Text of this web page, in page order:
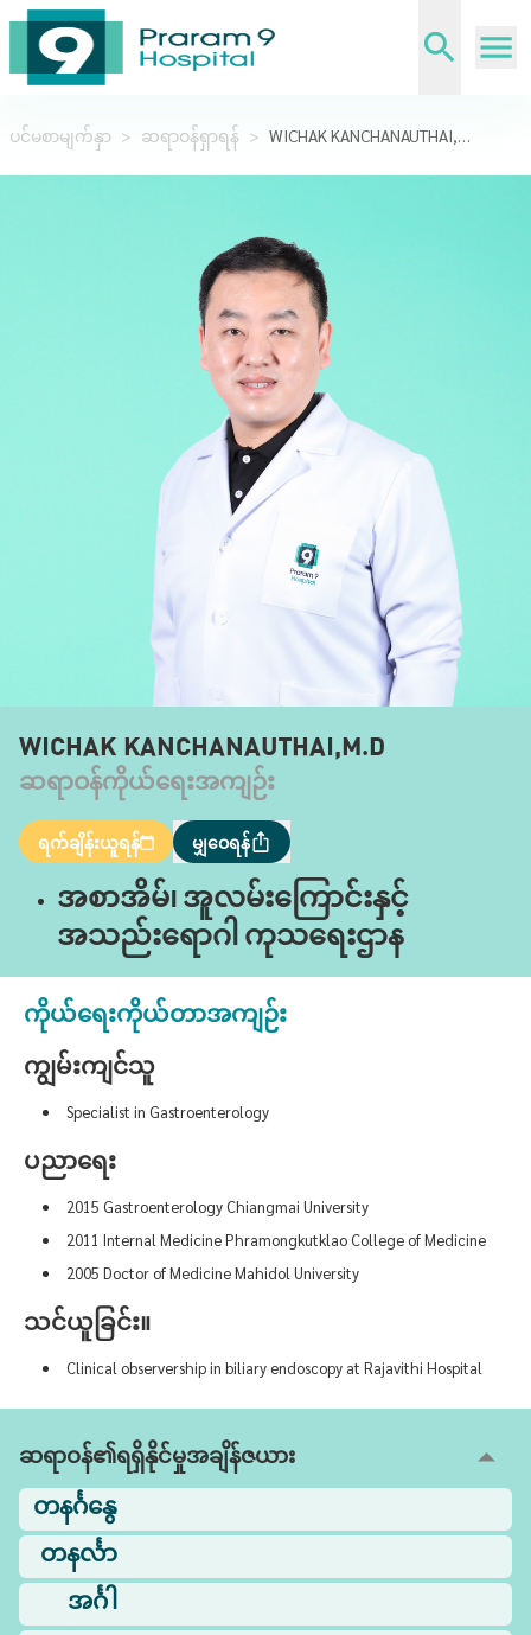
ပင်မစာမျက်နှာ > ဆရာဝန်ရှာရန် > WICHAK KANCHANAUTHAI,M.D
WICHAK KANCHANAUTHAI,M.D
ဆရာဝန်ကိုယ်ရေးအကျဉ်း
ရက်ချိန်းယူရန် မျှဝေရန်
အစာအိမ်၊ အူလမ်းကြောင်းနှင့်
အသည်းရောဂါ ကုသရေးဌာန
ကိုယ်ရေးကိုယ်တာအကျဉ်း
ကျွမ်းကျင်သူ
Specialist in Gastroenterology
ပညာရေး
2015 Gastroenterology Chiangmai University
2011 Internal Medicine Phramongkutklao College of Medicine
2005 Doctor of Medicine Mahidol University
သင်ယူခြင်း။
Clinical observership in biliary endoscopy at Rajavithi Hospital
ဆရာဝန်၏ရရှိနိုင်မှုအချိန်ဇယား
တနင်္ဂနွေ
တနင်္လာ
အင်္ဂါ